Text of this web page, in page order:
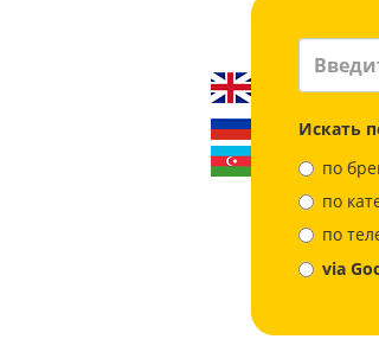
Искать
по
по
по
via